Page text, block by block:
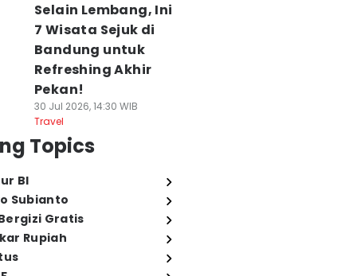
Selain Lembang, Ini
7 Wisata Sejuk di
Bandung untuk
Refreshing Akhir
Pekan!
30 Jul 2026, 14:30 WIB
Travel
Topics
BI
Subianto
Gratis
Rupiah